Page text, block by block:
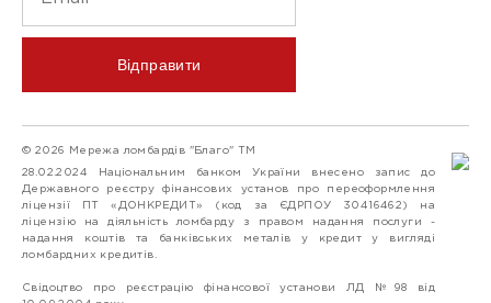
Відправити
© 2026 Мережа ломбардів "Благо" ТМ
28.02.2024 Національним банком України внесено запис до
Державного реєстру фінансових установ про переоформлення
ліцензії ПТ «ДОНКРЕДИТ» (код за ЄДРПОУ 30416462) на
ліцензію на діяльність ломбарду з правом надання послуги -
надання коштів та банківських металів у кредит у вигляді
ломбардних кредитів.
Свідоцтво про реєстрацію фінансової установи ЛД №98 від